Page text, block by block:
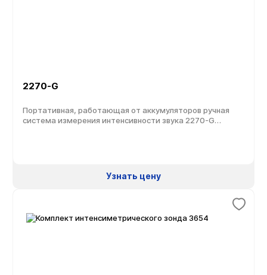
2270-G
Портативная, работающая от аккумуляторов ручная
система измерения интенсивности звука 2270-G
датчиков 3654 позволяет измерить интенсивность
звука источника шума и вычислить его акустическую
Узнать цену